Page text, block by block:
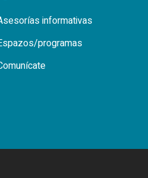
informativas
programas